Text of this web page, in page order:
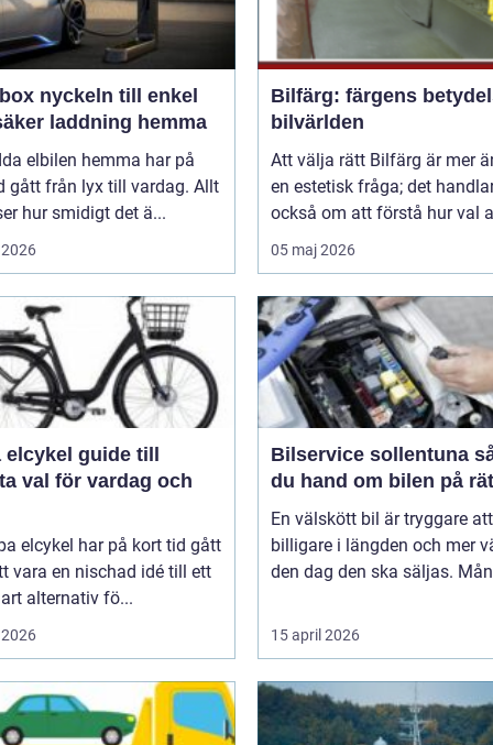
till enkel
laddning hemma
elbilen hemma har på
gått från lyx till vardag. Allt
hur smidigt det ä...
Bilfärg: färgens
bilvärlden
Att välja rätt Bilfärg är mer
en estetisk fråga; det
också om att förstå hur val
05 maj 2026
guide till
val för vardag och
elcykel har på kort tid gått
vara en nischad idé till ett
alternativ fö...
Bilservice sollentuna så tar
du hand om bilen på
En välskött bil är tryggare
billigare i längden och mer
den dag den ska säljas.
15 april 2026